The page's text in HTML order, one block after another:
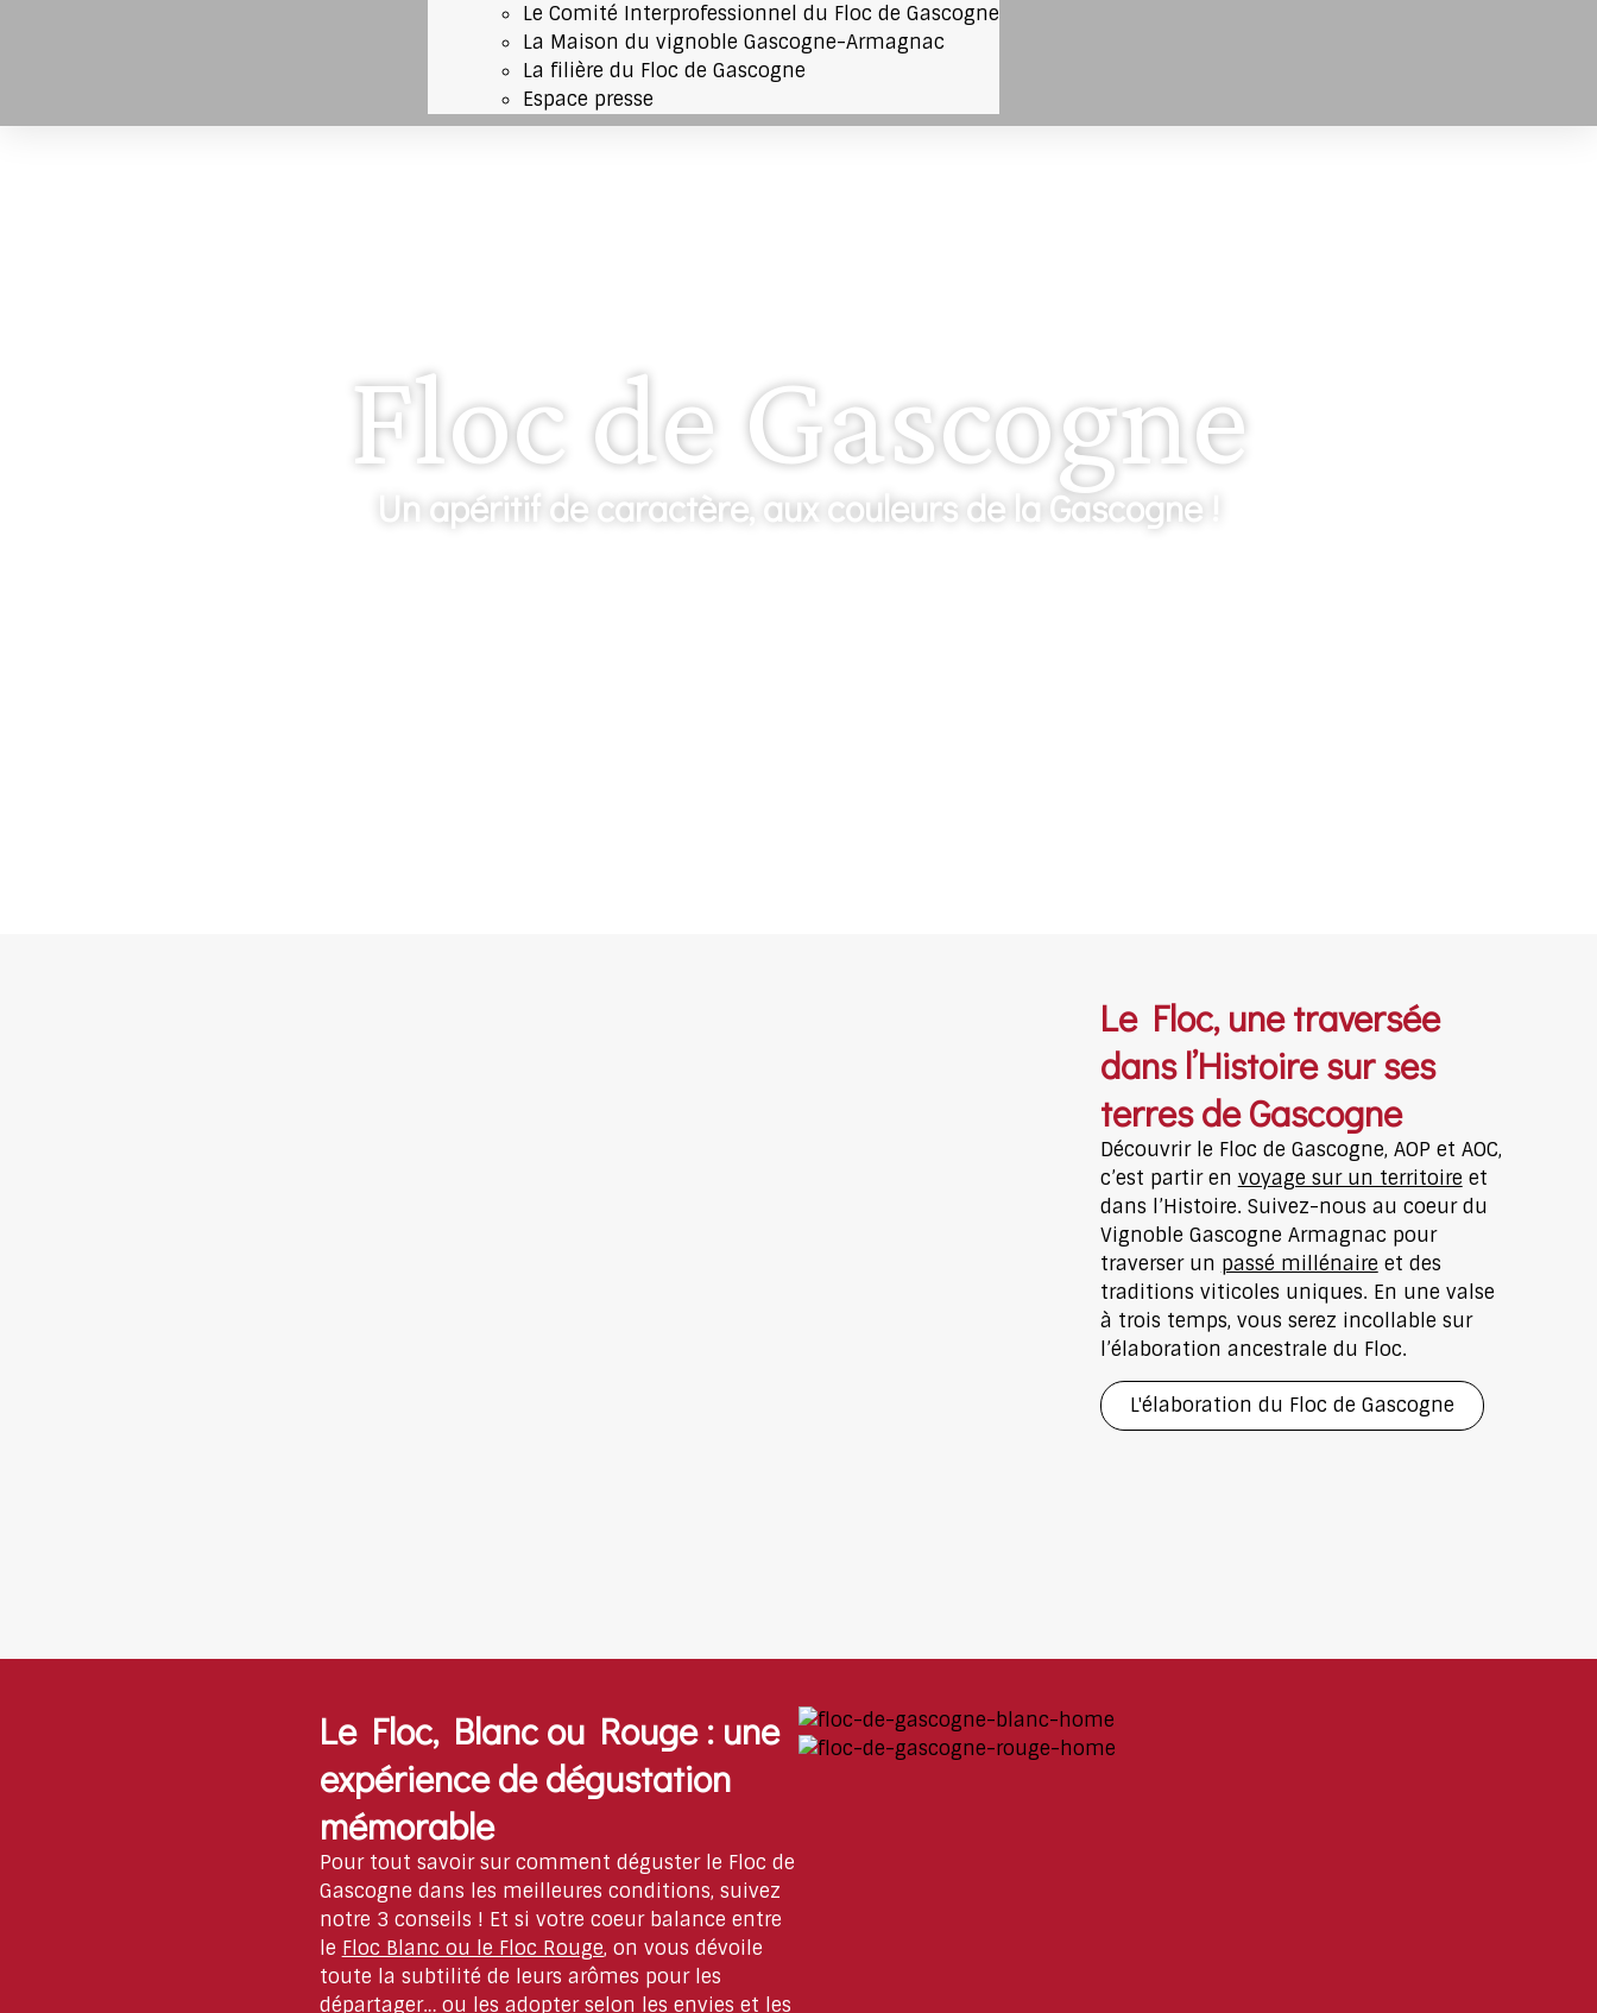
Le Comité Interprofessionnel du Floc de Gascogne
La Maison du vignoble Gascogne-Armagnac
La filière du Floc de Gascogne
Espace presse
Floc de Gascogne
Un apéritif de caractère, aux couleurs de la Gascogne !
Le Floc, une traversée
dans l’Histoire sur ses
terres de Gascogne
Découvrir le Floc de Gascogne, AOP et AOC,
c’est partir en voyage sur un territoire et
dans l’Histoire. Suivez-nous au coeur du
Vignoble Gascogne Armagnac pour
traverser un passé millénaire et des
traditions viticoles uniques. En une valse
à trois temps, vous serez incollable sur
l’élaboration ancestrale du Floc.
L'élaboration du Floc de Gascogne
Le Floc, Blanc ou Rouge : une
expérience de dégustation
mémorable
Pour tout savoir sur comment déguster le Floc de
Gascogne dans les meilleures conditions, suivez
notre 3 conseils ! Et si votre coeur balance entre
le Floc Blanc ou le Floc Rouge, on vous dévoile
toute la subtilité de leurs arômes pour les
départager… ou les adopter selon les envies et les